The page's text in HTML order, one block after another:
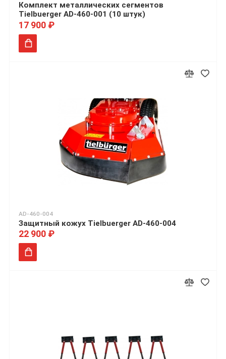
Комплект металлических сегментов
Tielbuerger AD-460-001 (10 штук)
17 900 ₽
AD-460-004
Защитный кожух Tielbuerger AD-460-004
22 900 ₽